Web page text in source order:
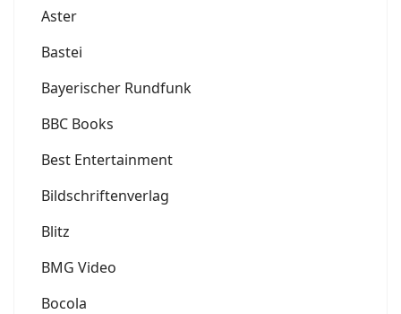
Aster
Bastei
Bayerischer Rundfunk
BBC Books
Best Entertainment
Bildschriftenverlag
Blitz
BMG Video
Bocola